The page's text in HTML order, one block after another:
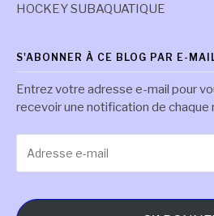
HOCKEY SUBAQUATIQUE
S'ABONNER À CE BLOG PAR E-
Entrez votre adresse e-mail pour
recevoir une notification de chaque
e-